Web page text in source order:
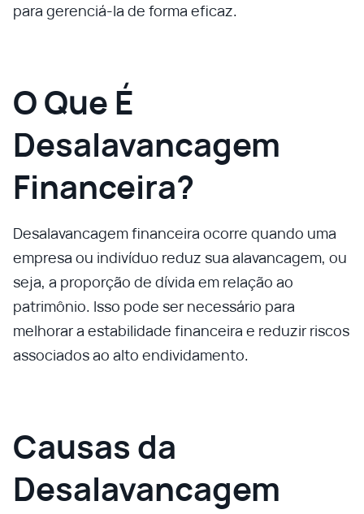
para gerenciá-la de forma eficaz.
O Que É
Desalavancagem
Financeira?
Desalavancagem financeira ocorre quando uma
empresa ou indivíduo reduz sua alavancagem, ou
seja, a proporção de dívida em relação ao
patrimônio. Isso pode ser necessário para
melhorar a estabilidade financeira e reduzir riscos
associados ao alto endividamento.
Causas da
Desalavancagem